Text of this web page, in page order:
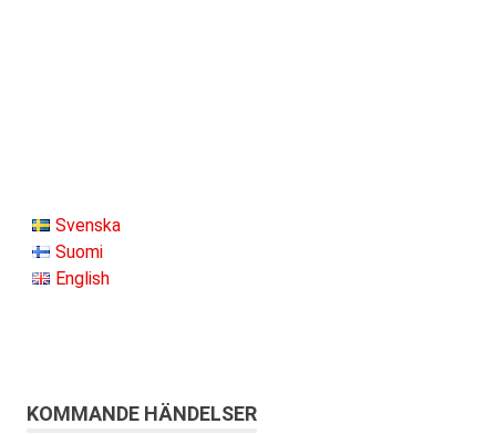
Svenska
Suomi
English
KOMMANDE HÄNDELSER